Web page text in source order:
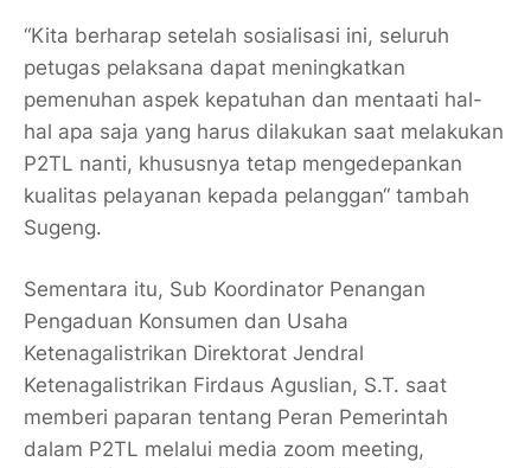
“Kita berharap setelah sosialisasi ini, seluruh
petugas pelaksana dapat meningkatkan
pemenuhan aspek kepatuhan dan mentaati hal-
hal apa saja yang harus dilakukan saat melakukan
P2TL nanti, khususnya tetap mengedepankan
kualitas pelayanan kepada pelanggan“ tambah
Sugeng.
Sementara itu, Sub Koordinator Penangan
Pengaduan Konsumen dan Usaha
Ketenagalistrikan Direktorat Jendral
Ketenagalistrikan Firdaus Aguslian, S.T. saat
memberi paparan tentang Peran Pemerintah
dalam P2TL melalui media zoom meeting,